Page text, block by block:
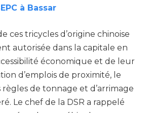
à Bassar
ces tricycles d’origine chinoise
autorisée dans la capitale en
économique et de leur
d’emplois de proximité, le
de tonnage et d’arrimage
Le chef de la DSR a rappelé